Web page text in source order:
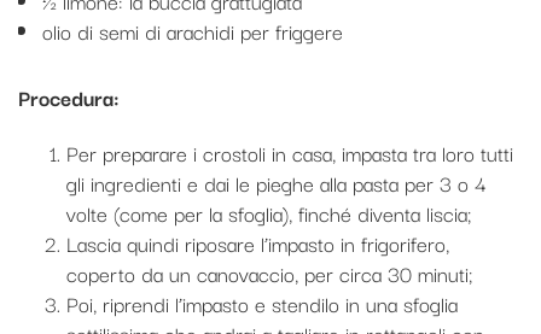
olio di semi di arachidi per friggere
Procedura:
Per preparare i crostoli in casa, impasta tra loro tutti
gli ingredienti e dai le pieghe alla pasta per 3 o 4
volte (come per la sfoglia), finché diventa liscia;
Lascia quindi riposare l’impasto in frigorifero,
coperto da un canovaccio, per circa 30 minuti;
Poi, riprendi l’impasto e stendilo in una sfoglia